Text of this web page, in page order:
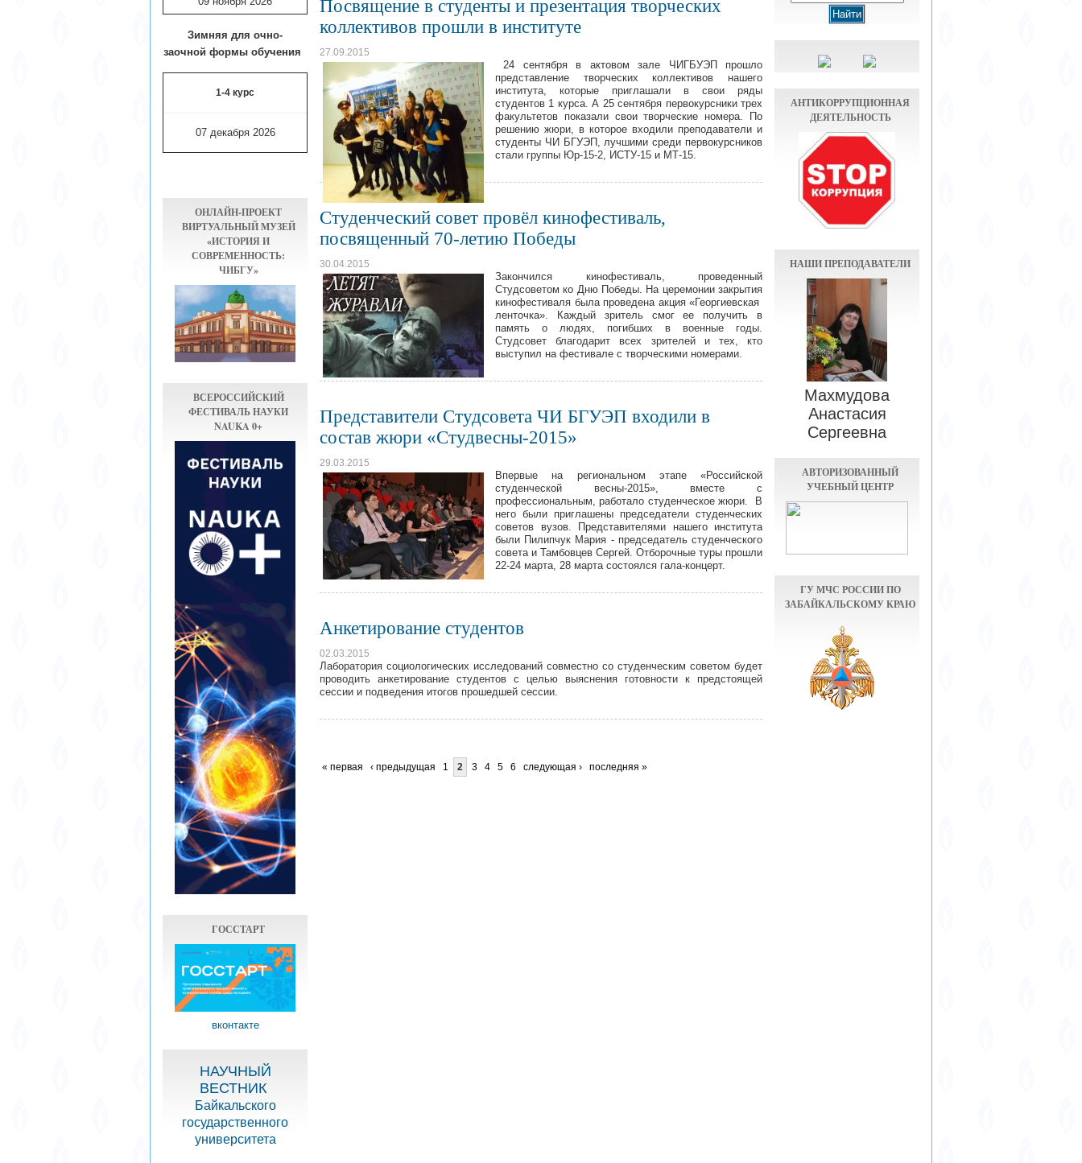
Зимняя для очно-
заочной формы обучения
1-4 курс
07 декабря 2026
ОНЛАЙН-ПРОЕКТ
ВИРТУАЛЬНЫЙ МУЗЕЙ
«ИСТОРИЯ И
СОВРЕМЕННОСТЬ:
ЧИБГУ»
ВСЕРОССИЙСКИЙ
ФЕСТИВАЛЬ НАУКИ
NAUKA 0+
ГОССТАРТ
вконтакте
НАУЧНЫЙ
ВЕСТНИК
Байкальского
государственного
университета
Посвящение в студенты и презентация творческих
коллективов прошли в институте
27.09.2015
24 сентября в актовом зале ЧИГБУЭП прошло
представление творческих коллективов нашего
института, которые приглашали в свои ряды
студентов 1 курса. А 25 сентября первокурсники трех
факультетов показали свои творческие номера. По
решению жюри, в которое входили преподаватели и
студенты ЧИ БГУЭП, лучшими среди первокурсников
стали группы Юр-15-2, ИСТУ-15 и МТ-15.
Студенческий совет провёл кинофестиваль,
посвященный 70-летию Победы
30.04.2015
Закончился кинофестиваль, проведенный
Студсоветом ко Дню Победы. На церемонии закрытия
кинофестиваля была проведена акция «Георгиевская
ленточка». Каждый зритель смог ее получить в
память о людях, погибших в военные годы.
Студсовет благодарит всех зрителей и тех, кто
выступил на фестивале с творческими номерами.
Представители Студсовета ЧИ БГУЭП входили в
состав жюри «Студвесны-2015»
29.03.2015
Впервые на региональном этапе «Российской
студенческой весны-2015», вместе с
профессиональным, работало студенческое жюри. В
него были приглашены председатели студенческих
советов вузов. Представителями нашего института
были Пилипчук Мария - председатель студенческого
совета и Тамбовцев Сергей. Отборочные туры прошли
22-24 марта, 28 марта состоялся гала-концерт.
Анкетирование студентов
02.03.2015
Лаборатория социологических исследований совместно со студенческим советом будет
проводить анкетирование студентов с целью выяснения готовности к предстоящей
сессии и подведения итогов прошедшей сессии.
« первая ‹ предыдущая 1 2 3 4 5 6 следующая › последняя »
АНТИКОРРУПЦИОННАЯ
ДЕЯТЕЛЬНОСТЬ
НАШИ ПРЕПОДАВАТЕЛИ
Махмудова
Анастасия
Сергеевна
АВТОРИЗОВАННЫЙ
УЧЕБНЫЙ ЦЕНТР
ГУ МЧС РОССИИ ПО
ЗАБАЙКАЛЬСКОМУ КРАЮ